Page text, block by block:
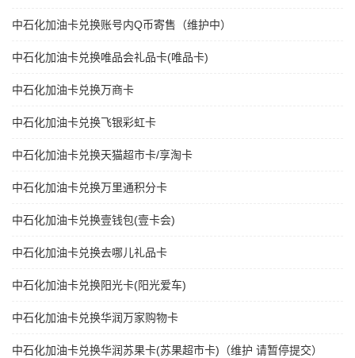
中石化加油卡兑换账号内Q币寄售（维护中）
中石化加油卡兑换唯品会礼品卡(唯品卡)
中石化加油卡兑换万商卡
中石化加油卡兑换飞银彩虹卡
中石化加油卡兑换天猫超市卡/享淘卡
中石化加油卡兑换万里通积分卡
中石化加油卡兑换壹钱包(壹卡会)
中石化加油卡兑换去哪儿礼品卡
中石化加油卡兑换阳光卡(阳光爱车)
中石化加油卡兑换华润万家购物卡
中石化加油卡兑换华润苏果卡(苏果超市卡)（维护 请暂停提交）